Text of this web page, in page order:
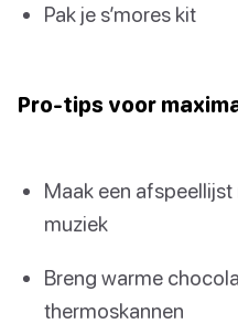
Pak je s’mores kit
Pro-tips voor
Maak een
muziek
Breng warme
thermoskannen